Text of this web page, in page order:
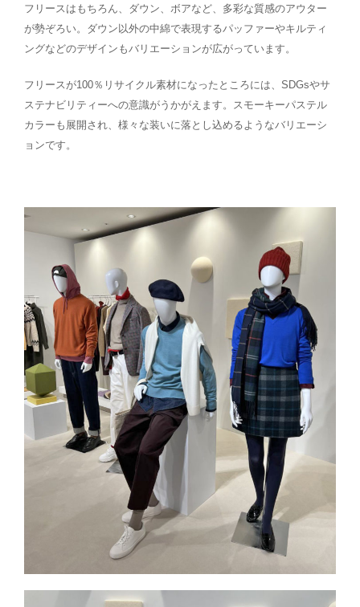
フリースはもちろん、ダウン、ボアなど、多彩な質感のアウター
が勢ぞろい。ダウン以外の中綿で表現するパッファーやキルティ
ングなどのデザインもバリエーションが広がっています。
フリースが100％リサイクル素材になったところには、SDGsやサ
ステナビリティーへの意識がうかがえます。スモーキーパステル
カラーも展開され、様々な装いに落とし込めるようなバリエーシ
ョンです。